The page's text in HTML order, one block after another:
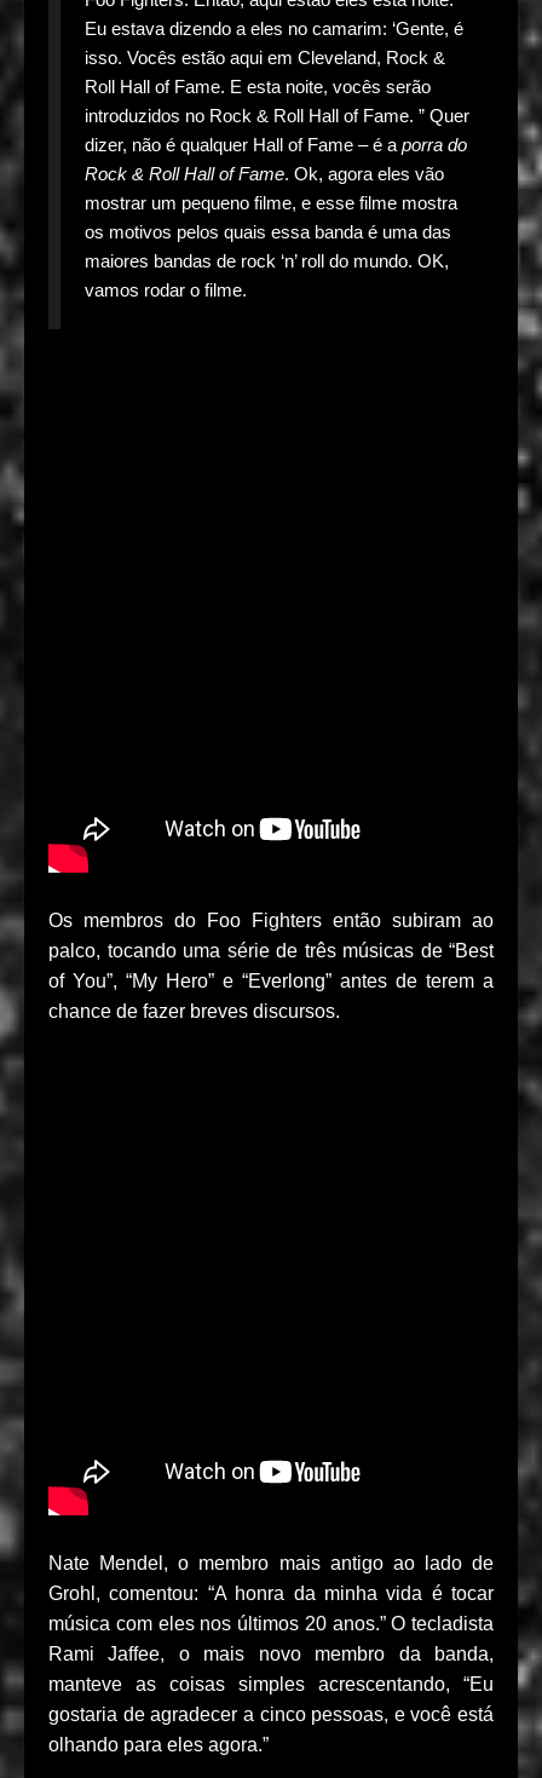
Eu estava dizendo a eles no camarim: ‘Gente, é
isso. Vocês estão aqui em Cleveland, Rock &
Roll Hall of Fame. E esta noite, vocês serão
introduzidos no Rock & Roll Hall of Fame. ” Quer
dizer, não é qualquer Hall of Fame – é a porra do
Rock & Roll Hall of Fame. Ok, agora eles vão
mostrar um pequeno filme, e esse filme mostra
os motivos pelos quais essa banda é uma das
maiores bandas de rock ‘n’ roll do mundo. OK,
vamos rodar o filme.
Os membros do Foo Fighters então subiram ao
palco, tocando uma série de três músicas de “Best
of You”, “My Hero” e “Everlong” antes de terem a
chance de fazer breves discursos.
Nate Mendel, o membro mais antigo ao lado de
Grohl, comentou: “A honra da minha vida é tocar
música com eles nos últimos 20 anos.” O tecladista
Rami Jaffee, o mais novo membro da banda,
manteve as coisas simples acrescentando, “Eu
gostaria de agradecer a cinco pessoas, e você está
olhando para eles agora.”